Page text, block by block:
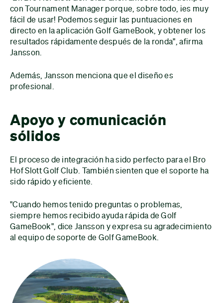
con Tournament Manager porque, sobre todo, ¡es muy
fácil de usar! Podemos seguir las puntuaciones en
directo en la aplicación Golf GameBook, y obtener los
resultados rápidamente después de la ronda", afirma
Jansson.
Además, Jansson menciona que el diseño es
profesional.
Apoyo y comunicación
sólidos
El proceso de integración ha sido perfecto para el Bro
Hof Slott Golf Club. También sienten que el soporte ha
sido rápido y eficiente.
"Cuando hemos tenido preguntas o problemas,
siempre hemos recibido ayuda rápida de Golf
GameBook", dice Jansson y expresa su agradecimiento
al equipo de soporte de Golf GameBook.